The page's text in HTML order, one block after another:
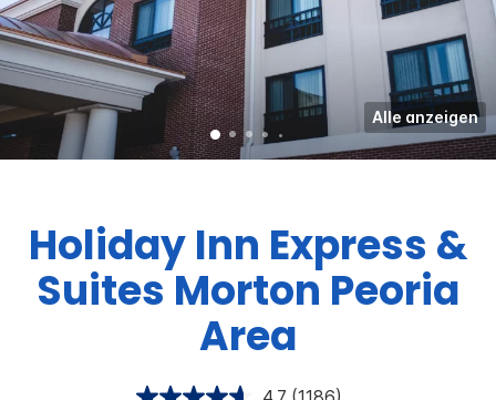
Alle anzeigen
Holiday Inn Express &
Suites Morton Peoria
Area